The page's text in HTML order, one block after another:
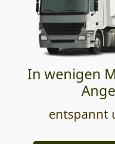
In wenigen
entspannt